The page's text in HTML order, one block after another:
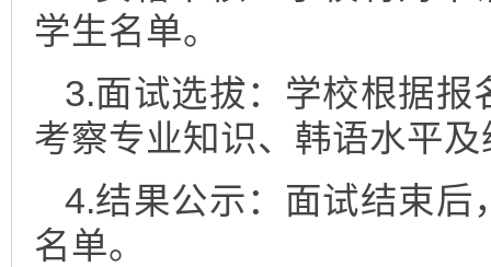
学生名单。
3.面试选拔：学校根据
考察专业知识、韩语水平
4.结果公示：面试结束后
名单。